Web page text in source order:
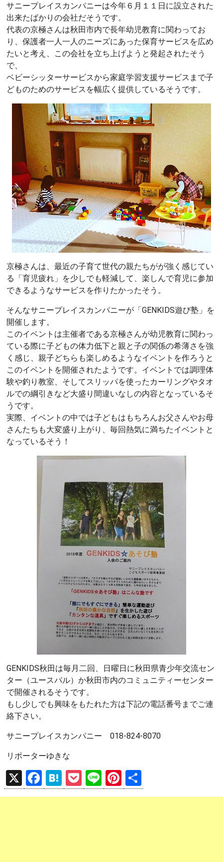
サニープレイスカンパニーは今年６月１１日に設立された
出来たばかりの会社だそうです。
代表の京極さんは秋田市内で長年幼児教育に関わってお
り、保護者一人一人のニーズにあった保育サービスを広め
たいと考え、この会社を立ち上げようと発起されたそう
で、
ベビーシッターサービスから家庭学習支援サービスまで子
どものためのサービスを幅広く提供しているそうです。
京極さんは、最近の子育て世代の親たちがが強く感じてい
る「育児疲れ」を少しでも軽減して、楽しんで育児に参加
できるようなサービスを作りたかったそう。
そんなサニープレイスカンパニーが「GENKIDS遊び塾」を
開催します。
このイベントは主催者である京極さんが幼児教育に関わっ
ている際に子どもの体力低下と親と子の関係の希薄さを強
く感じ、親子どちらも楽しめるようなイベントを作ろうと
このイベントを開催されたようです。イベントでは調理体
験や釣り教室、そしてスリッパを使ったカーリングやタオ
ルでの綱引きなど大盛り間違いなしの内容となっているそ
うです。
実際、イベントの中では子どもはもちろんお父さんやお母
さんたちも大変盛り上がり、毎回熱気に満ちたイベントと
なっているそう！
GENKIDS秋田は毎月二回、日曜日に秋田県青少年交流セン
ター（ユースパル）か秋田市内のコミュニティーセンター
で開催されるそうです。
もし少しでも興味をもたれた方は下記の電話番号までご連
絡下さい。
サニープレイスカンパニー 018-824-8070
リポーターゆきな
X
F
a
H
at
P
o
Li
n
Pi
nt 有